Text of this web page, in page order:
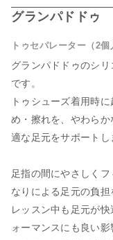
グランパドドゥ
トゥセパレーター（2個
グランパドドゥのシ
です。
トゥシューズ着用時
め・擦れを、やわら
適な足元をサポートし
足指の間にやさしく
なりによる足元の負担
レッスン中も足元が
ォーマンスにも良い影